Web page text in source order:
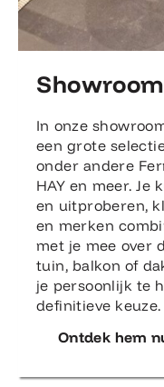
Showroom
In onze
een grote
onder andere
HAY en meer. Je
en uitproberen,
en merken
met je mee over
tuin, balkon of
je persoonlijk te
definitieve keuze.
Ontdek hem